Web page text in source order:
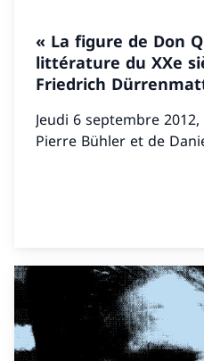
« La figure de Don
littérature du XXe
Friedrich
Jeudi 6 septembre 2012, 19h00
Pierre Bühler et de